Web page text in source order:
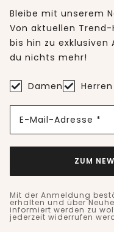
Bleibe mit unserem
Von aktuellen
bis hin zu
du nichts mehr!
Damen Herren
E-Mail-Adresse *
ZUM
Mit der Anmeldung
erhalten und über
informiert werden zu
jederzeit widerrufen